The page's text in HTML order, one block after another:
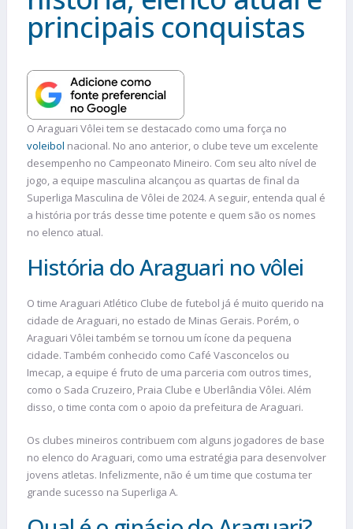
principais conquistas
O Araguari Vôlei tem se destacado como uma força no
voleibol nacional. No ano anterior, o clube teve um excelente
desempenho no Campeonato Mineiro. Com seu alto nível de
jogo, a equipe masculina alcançou as quartas de final da
Superliga Masculina de Vôlei de 2024. A seguir, entenda qual é
a história por trás desse time potente e quem são os nomes
no elenco atual.
História do Araguari no vôlei
O time Araguari Atlético Clube de futebol já é muito querido na
cidade de Araguari, no estado de Minas Gerais. Porém, o
Araguari Vôlei também se tornou um ícone da pequena
cidade. Também conhecido como Café Vasconcelos ou
Imecap, a equipe é fruto de uma parceria com outros times,
como o Sada Cruzeiro, Praia Clube e Uberlândia Vôlei. Além
disso, o time conta com o apoio da prefeitura de Araguari.
Os clubes mineiros contribuem com alguns jogadores de base
no elenco do Araguari, como uma estratégia para desenvolver
jovens atletas. Infelizmente, não é um time que costuma ter
grande sucesso na Superliga A.